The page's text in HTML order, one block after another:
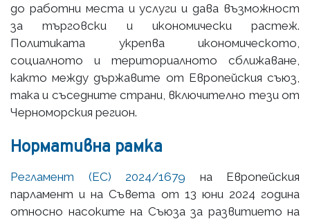
до работни места и услуги и дава възможност
за търговски и икономически растеж.
Политиката укрепва икономическото,
социалното и териториалното сближаване,
както между държавите от Европейския съюз,
така и съседните страни, включително тези от
Черноморския регион.
Нормативна рамка
Регламент (ЕС) 2024/1679 на Европейския
парламент и на Съвета от 13 юни 2024 година
относно насоките на Съюза за развитието на